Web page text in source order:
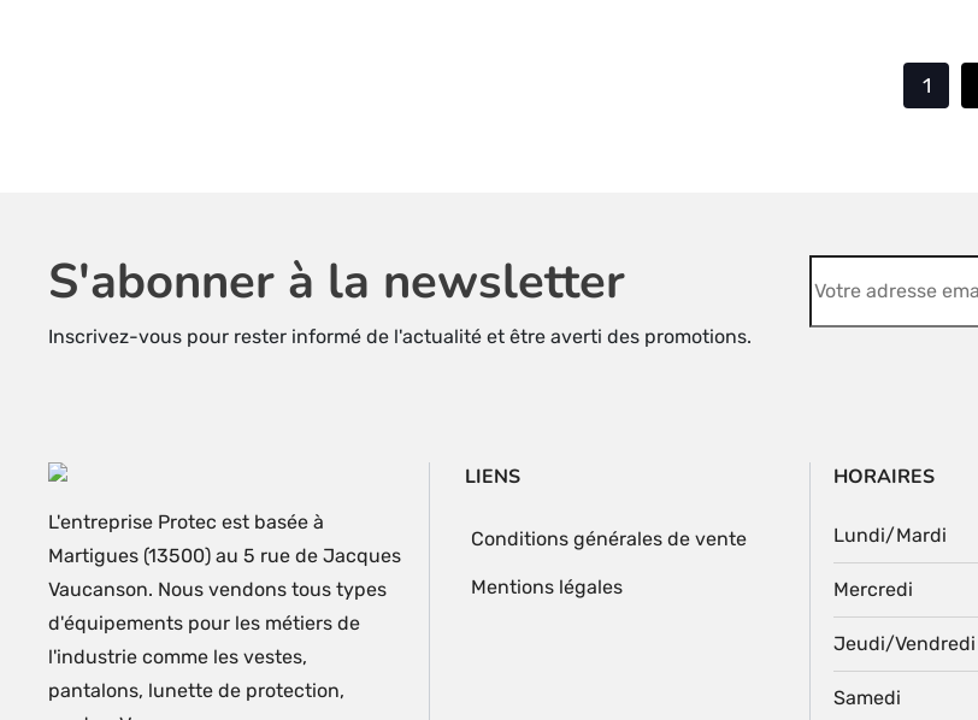
1
S'abonner à la newsletter
Inscrivez-vous pour rester informé de l'actualité et être averti des promotions.
L'entreprise Protec est basée à
Martigues (13500) au 5 rue de Jacques
Vaucanson. Nous vendons tous types
d'équipements pour les métiers de
l'industrie comme les vestes,
pantalons, lunette de protection,
LIENS
Conditions générales de vente
Mentions légales
HORAIRES
Lundi/Mardi
Mercredi
Jeudi/Vendredi
Samedi